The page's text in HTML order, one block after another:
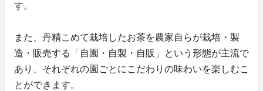
す。
また、丹精こめて栽培したお茶を農家自らが栽培・製
造・販売する「自園・自製・自販」という形態が主流で
あり、それぞれの園ごとにこだわりの味わいを楽しむこ
とができます。